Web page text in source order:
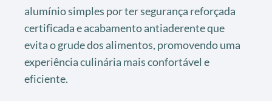
alumínio simples por ter segurança reforçada
certificada e acabamento antiaderente que
evita o grude dos alimentos, promovendo uma
experiência culinária mais confortável e
eficiente.